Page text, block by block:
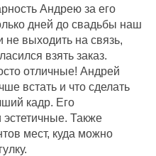
Андрею за его
дней до свадьбы наш
выходить на связь,
взять заказ.
отличные! Андрей
встать и что сделать
кадр. Его
Также
мест, куда можно